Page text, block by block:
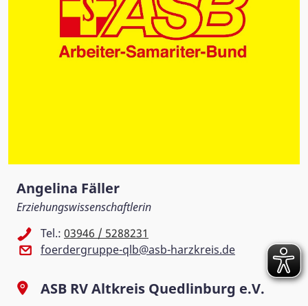
Angelina Fäller
Erziehungswissenschaftlerin
Tel.: 03946 / 5288231
foerdergruppe-qlb@asb-harzkreis.de
ASB RV Altkreis Quedlinburg e.V.